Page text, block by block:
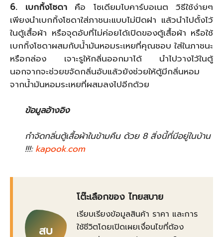
6. เบกกิ้งโซดาคือ โซเดียมไบคาร์บอเนต วิธีใช้ง่ายๆ
เพียงนำเบกกิ้งโซดาใส่ภาชนะแบบไม่ปิดฝา แล้วนำไปตั้งไว้
ในตู้เสื้อผ้า หรือจุดอับที่ไม่ค่อยได้เปิดของตู้เสื้อผ้า หรือใช้
เบกกิ้งโซดาผสมกับน้ำมันหอมระเหยที่คุณชอบ ใส่ในภาชนะ
หรือกล่อง เจาะรูให้กลิ่นออกมาได้ นำไปวางไว้ในตู้
นอกจากจะช่วยขจัดกลิ่นอับแล้วยังช่วยให้ตู้มีกลิ่นหอม
จากน้ำมันหอมระเหยที่ผสมลงไปอีกด้วย
ข้อมูลอ้างอิง
กำจัดกลิ่นตู้เสื้อผ้าในข้ามคืน ด้วย 8 สิ่งนี้ที่มีอยู่ในบ้าน
!!!:kapook.com
สบ
โต๊ะเลือกของ ไทยสบาย
เรียบเรียงข้อมูลสินค้า ราคา และการ
ใช้ชีวิตโดยเปิดเผยเงื่อนไขที่ต้อง